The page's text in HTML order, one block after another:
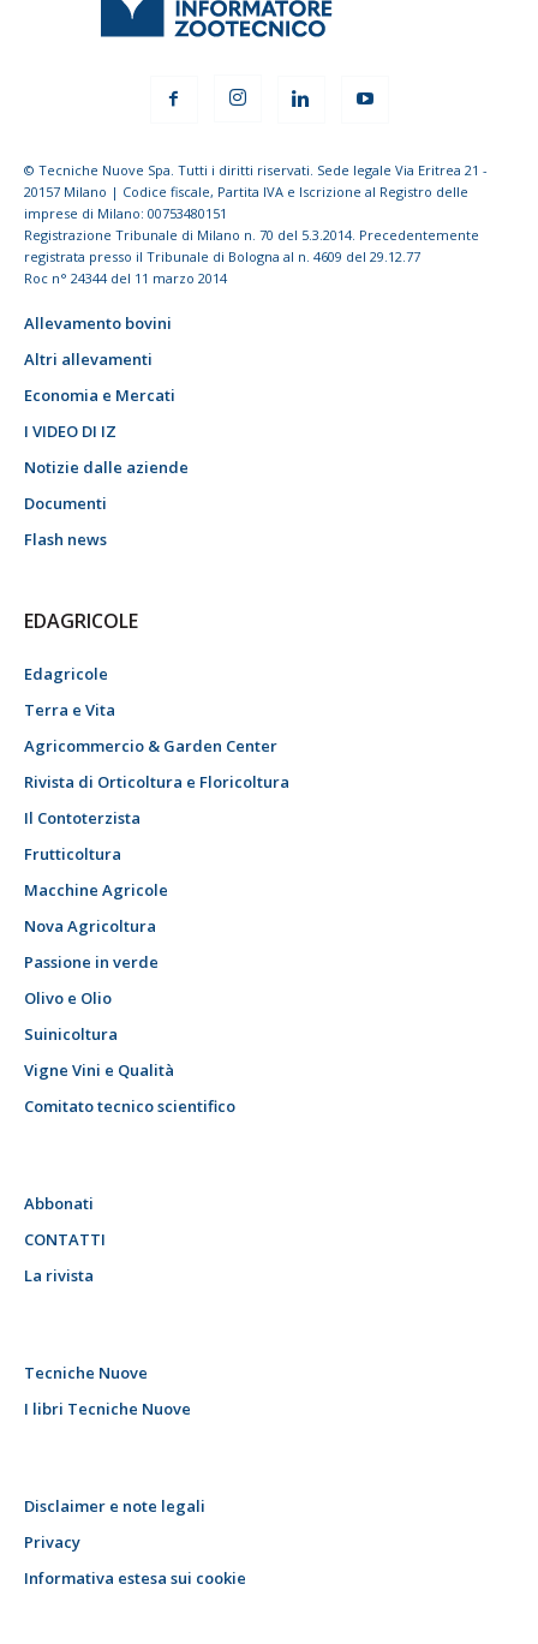
© Tecniche Nuove Spa. Tutti i diritti riservati. Sede legale Via Eritrea 21 -
20157 Milano | Codice fiscale, Partita IVA e Iscrizione al Registro delle
imprese di Milano: 00753480151
Registrazione Tribunale di Milano n. 70 del 5.3.2014. Precedentemente
registrata presso il Tribunale di Bologna al n. 4609 del 29.12.77
Roc n° 24344 del 11 marzo 2014
Allevamento bovini
Altri allevamenti
Economia e Mercati
I VIDEO DI IZ
Notizie dalle aziende
Documenti
Flash news
EDAGRICOLE
Edagricole
Terra e Vita
Agricommercio & Garden Center
Rivista di Orticoltura e Floricoltura
Il Contoterzista
Frutticoltura
Macchine Agricole
Nova Agricoltura
Passione in verde
Olivo e Olio
Suinicoltura
Vigne Vini e Qualità
Comitato tecnico scientifico
Abbonati
CONTATTI
La rivista
Tecniche Nuove
I libri Tecniche Nuove
Disclaimer e note legali
Privacy
Informativa estesa sui cookie